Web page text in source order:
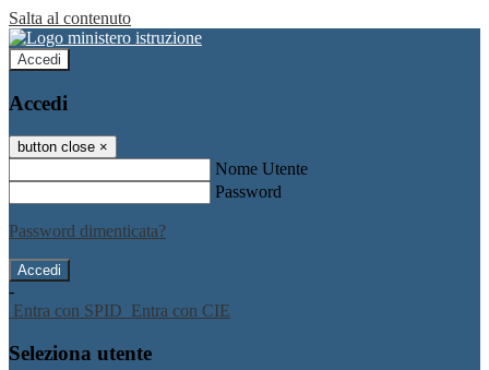
Salta al contenuto
Accedi
Accedi
button close ×
Nome Utente
Password
Password dimenticata?
-
Entra con SPID Entra con CIE
Seleziona utente